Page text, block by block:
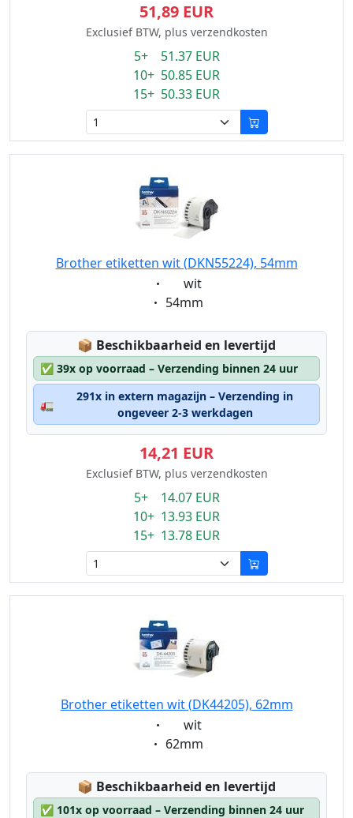
51,89 EUR
Exclusief BTW, plus verzendkosten
5+ 51.37 EUR
10+ 50.85 EUR
15+ 50.33 EUR
Brother etiketten wit (DKN55224), 54mm
Eigenschaft:
wit
Eigenschaft:
54mm
📦 Lagerstatus:
Beschikbaarheid en levertijd
✅ 39x op voorraad – Verzending binnen 24 uur
🚛
291x in extern magazijn – Verzending in
ongeveer 2-3 werkdagen
14,21 EUR
Exclusief BTW, plus verzendkosten
5+ 14.07 EUR
10+ 13.93 EUR
15+ 13.78 EUR
Brother etiketten wit (DK44205), 62mm
Eigenschaft:
wit
Eigenschaft:
62mm
📦 Lagerstatus:
Beschikbaarheid en levertijd
✅ 101x op voorraad – Verzending binnen 24 uur